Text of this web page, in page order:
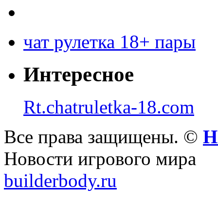
чат рулетка 18+ пары
Интересное
Rt.chatruletka-18.com
Все права защищены. ©
Новости игрового мира
builderbody.ru